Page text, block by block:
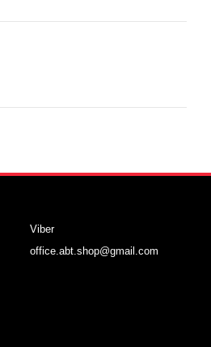
Viber
office.abt.shop@gmail.com